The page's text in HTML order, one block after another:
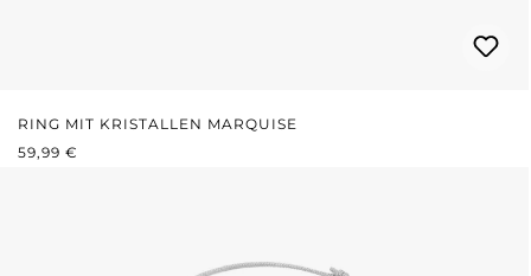
RING MIT KRISTALLEN MARQUISE
REGULÄRER PREIS:
59,99 €